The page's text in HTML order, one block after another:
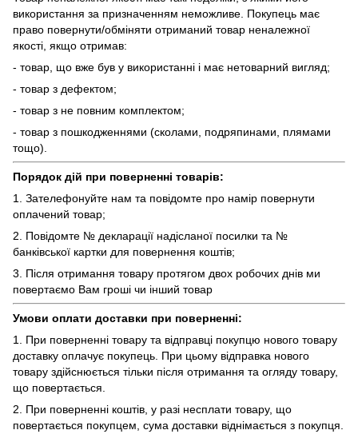
використання за призначенням неможливе. Покупець має
право повернути/обміняти отриманий товар неналежної
якості, якщо отримав:
- товар, що вже був у використанні і має нетоварний вигляд;
- товар з дефектом;
- товар з не повним комплектом;
- товар з пошкодженнями (сколами, подряпинами, плямами
тощо).
Порядок дій при поверненні товарів:
1. Зателефонуйте нам та повідомте про намір повернути
оплачений товар;
2. Повідомте № декларації надісланої посилки та №
банківської картки для повернення коштів;
3. Після отримання товару протягом двох робочих днів ми
повертаємо Вам гроші чи інший товар
Умови оплати доставки при поверненні:
1. При поверненні товару та відправці покупцю нового товару
доставку оплачує покупець. При цьому відправка нового
товару здійснюється тільки після отримання та огляду товару,
що повертається.
2. При поверненні коштів, у разі несплати товару, що
повертається покупцем, сума доставки віднімається з покупця.